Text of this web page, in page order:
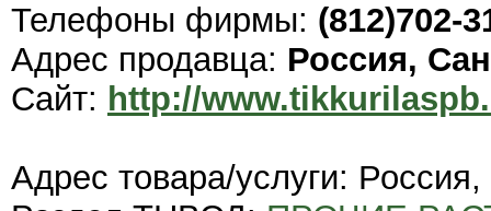
Телефоны фирмы: (812)702-
Адрес продавца: Россия,
Сайт: http://
Адрес товара/услуги: